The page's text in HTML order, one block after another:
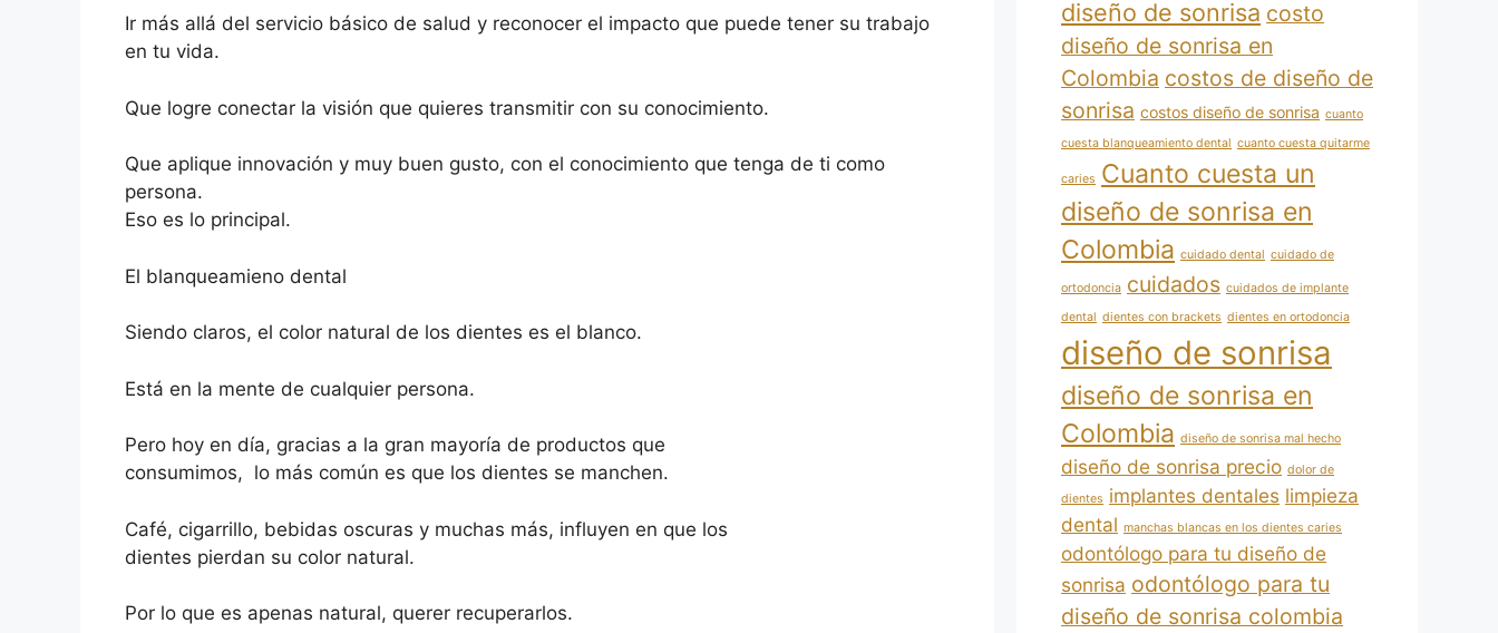
Ir más allá del servicio básico de salud y reconocer el impacto que puede tener su trabajo
en tu vida.
Que logre conectar la visión que quieres transmitir con su conocimiento.
Que aplique innovación y muy buen gusto, con el conocimiento que tenga de ti como
persona.
Eso es lo principal.
El blanqueamieno dental
Siendo claros, el color natural de los dientes es el blanco.
Está en la mente de cualquier persona.
Pero hoy en día, gracias a la gran mayoría de productos que
consumimos, lo más común es que los dientes se manchen.
Café, cigarrillo, bebidas oscuras y muchas más, influyen en que los
dientes pierdan su color natural.
Por lo que es apenas natural, querer recuperarlos.
diseño de sonrisa costo
diseño de sonrisa en
Colombia costos de diseño de
sonrisa costos diseño de sonrisa cuanto
cuesta blanqueamiento dental cuanto cuesta quitarme
caries Cuanto cuesta un
diseño de sonrisa en
Colombia cuidado dental cuidado de
ortodoncia cuidados cuidados de implante
dental dientes con brackets dientes en ortodoncia
diseño de sonrisa
diseño de sonrisa en
Colombia diseño de sonrisa mal hecho
diseño de sonrisa precio dolor de
dientes implantes dentales limpieza
dental manchas blancas en los dientes caries
odontólogo para tu diseño de
sonrisa odontólogo para tu
diseño de sonrisa colombia